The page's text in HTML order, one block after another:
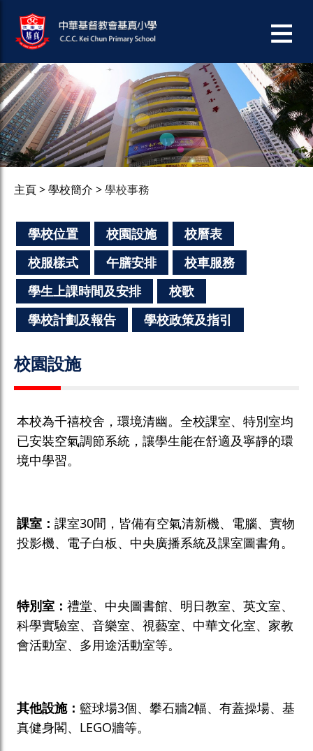
主頁 學校簡介 學校事務
學校位置 校園設施
校曆表
校服樣式
午膳安排
校車服務
學生上課時間及安排
校歌
學校計劃及報告
學校政策及指引
校園設施
本校為千禧校舍，環境清幽。全校課室、特別室均
已安裝空氣調節系統，讓學生能在舒適及寧靜的環
境中學習。
課室： 課室30間，皆備有空氣清新機、電腦、實物
投影機、電子白板、中央廣播系統及課室圖書角。
特別室： 禮堂、中央圖書館、明日教室、英文室、
科學實驗室、音樂室、視藝室、中華文化室、家教
會活動室、多用途活動室等。
其他設施： 籃球場3個、攀石牆2幅、有蓋操場、基
真健身閣、LEGO牆等。